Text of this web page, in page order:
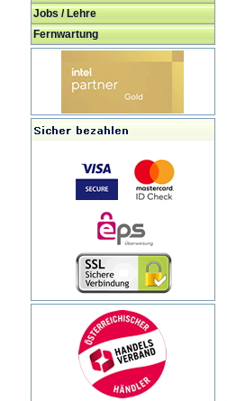
Jobs / Lehre
Fernwartung